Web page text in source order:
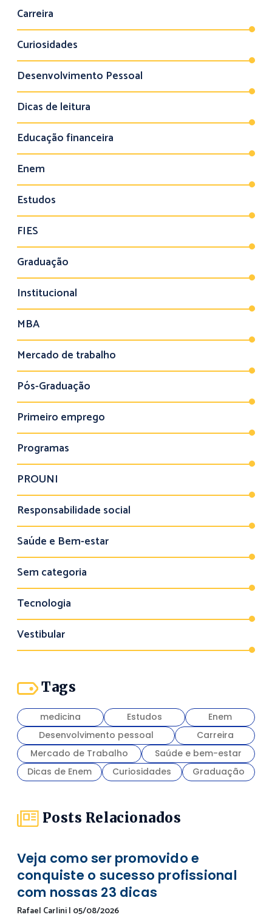
Carreira
Curiosidades
Desenvolvimento Pessoal
Dicas de leitura
Educação financeira
Enem
Estudos
FIES
Graduação
Institucional
MBA
Mercado de trabalho
Pós-Graduação
Primeiro emprego
Programas
PROUNI
Responsabilidade social
Saúde e Bem-estar
Sem categoria
Tecnologia
Vestibular
Tags
medicina Estudos
Enem
Desenvolvimento pessoal
Carreira
Mercado de Trabalho
Saúde e bem-estar
Dicas de Enem
Curiosidades Graduação
Posts Relacionados
Veja como ser promovido e
conquiste o sucesso profissional
com nossas 23 dicas
Rafael Carlini| 05/08/2026